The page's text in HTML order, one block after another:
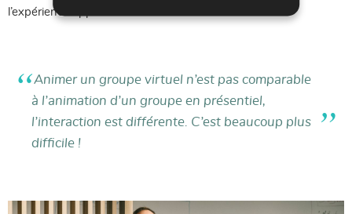
l’expérience apprenant différemment.
Animer un groupe virtuel n’est pas comparable
à l’animation d’un groupe en présentiel,
l’interaction est différente. C’est beaucoup plus
difficile !